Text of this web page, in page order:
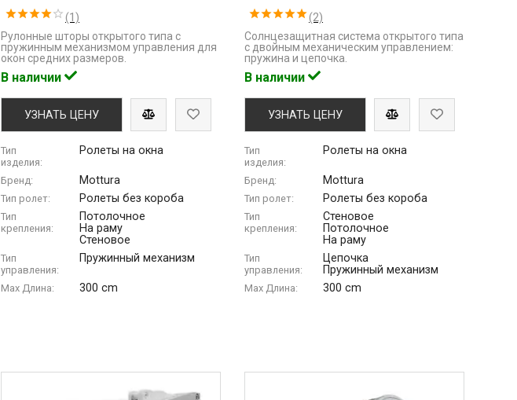
(1)
Рулонные шторы открытого типа с
пружинным механизмом управления для
окон средних размеров.
В наличии
УЗНАТЬ ЦЕНУ
Тип
изделия:
Ролеты на окна
Бренд: Mottura
Тип ролет: Ролеты без короба
Тип
крепления:
Потолочное
На раму
Стеновое
Тип
управления:
Пружинный механизм
Max Длина: 300 cm
(2)
Солнцезащитная система открытого типа
с двойным механическим управлением:
пружина и цепочка.
В наличии
УЗНАТЬ ЦЕНУ
Тип
изделия:
Ролеты на окна
Бренд: Mottura
Тип ролет: Ролеты без короба
Тип
крепления:
Стеновое
Потолочное
На раму
Тип
управления:
Цепочка
Пружинный механизм
Max Длина: 300 cm